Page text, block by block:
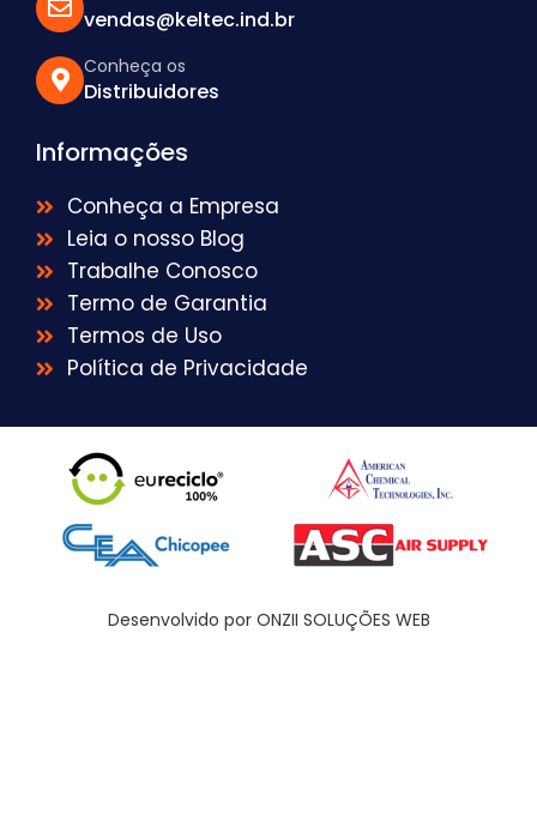
vendas@keltec.ind.br
Conheça os
Distribuidores
Informações
Conheça a Empresa
Leia o nosso Blog
Trabalhe Conosco
Termo de Garantia
Termos de Uso
Política de Privacidade
Desenvolvido por ONZII SOLUÇÕES WEB